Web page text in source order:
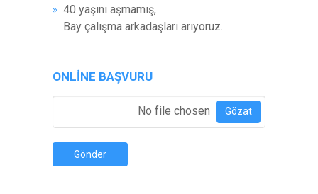
40 yaşını aşmamış,
Bay çalışma arkadaşları arıyoruz.
ONLINE BAŞVURU
No file chosen Gözat
Gönder